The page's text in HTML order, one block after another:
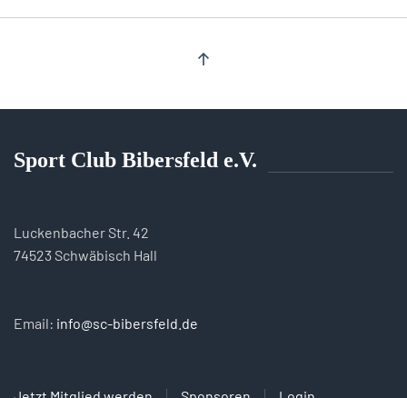
Sport Club Bibersfeld e.V.
Luckenbacher Str. 42
74523 Schwäbisch Hall
Email: info@sc-bibersfeld.de